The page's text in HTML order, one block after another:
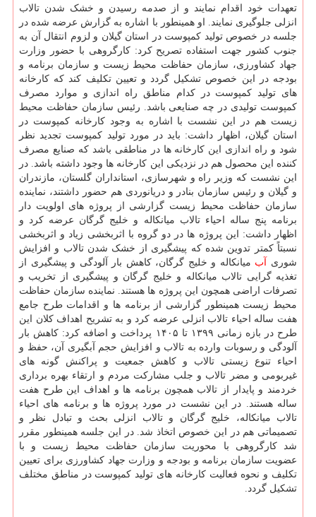
تعهدات خود اقدام نمایند و از صدمه رسیدن و خشک شدن تالاب
انزلی جلوگیری نمایند. او همینطور با اشاره به گزارش عرضه شده در
جلسه در خصوص تولید کمپوست در استان گیلان و لزوم انتقال آن به
جنوب کشور جهت استفاده تصریح کرد: کارگروهی با حضور وزارت
جهاد کشاورزی، سازمان حفاظت محیط زیست و سازمان برنامه و
بودجه در این خصوص تشکیل گردد و تعیین تکلیف کند که کارخانه
های تولید کمپوست در کدام مناطق راه اندازی و موارد مصرف
کمپوست تولیدی در چه صنایعی باشد. رئیس سازمان حفاظت محیط
زیست هم در این نشست با اشاره به وجود کارخانه کمپوست در
استان گیلان، اظهار داشت: باید در مورد تولید کمپوست تجدید نظر
شود و راه اندازی این کارخانه ها در مناطقی باشد که صنایع مصرف
کننده این محصول هم در نزدیکی این کارخانه ها وجود داشته باشد. در
این نشست که وزیر راه و شهرسازی، استانداران گلستان، مازندران
و گیلان و رئیس سازمان بنادر و دریانوردی هم حضور داشتند، نماینده
سازمان حفاظت محیط زیست گزارشی از پروژه های اولویت دار
برنامه پنج ساله احیاء تالاب میانکاله و خلیج گرگان عرضه کرد و
اظهار داشت: این پروژه ها در دو گروه با اثربخشی زیاد و اثربخشی
نسبتاً کمتر تدوین شده که پیشگیری از خشک شدن تالاب و افزایش
شوری آب میانکاله و خلیج گرگان، کاهش بار آلودگی و پیشگیری از
تغذیه گرایی تالاب میانکاله و خلیج گرگان و پیشگیری از تخریب و
تصرفات اراضی همچون این پروژه ها هستند. نماینده سازمان حفاظت
محیط زیست همینطور گزارشی از برنامه ها و اقدامات طرح جامع
هفت ساله احیاء تالاب انزلی عرضه کرد و به تشریح اهداف کلان این
طرح در بازه زمانی ۱۳۹۹ تا ۱۴۰۵ پرداخت و اضافه کرد: کاهش بار
آلودگی و رسوبات وارده به تالاب و افزایش حجم آبگیری آن، حفظ و
احیاء تنوع زیستی تالاب و کاهش جمعیت و پراکنش گونه های
غیربومی و مضر تالاب و جلب مشارکت مردم و ارتقاء بهره برداری
خردمند و پایدار از تالاب همچون برنامه ها و اهداف این طرح هفت
ساله هستند. در این نشست در مورد پروژه ها و برنامه های احیاء
تالاب میانکاله، خلیج گرگان و تالاب انزلی بحث و تبادل نظر و
تصمیماتی هم در این خصوص اتخاذ شد. در این جلسه همینطور مقرر
شد کارگروهی با محوریت سازمان حفاظت محیط زیست و با
عضویت سازمان برنامه و بودجه و وزارت جهاد کشاورزی برای تعیین
تکلیف و نحوه فعالیت کارخانه های تولید کمپوست در مناطق مختلف
تشکیل گردد.